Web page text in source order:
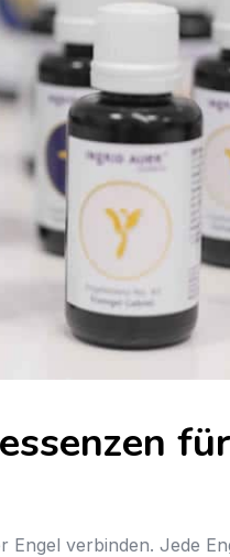
Engel verbinden. Jede